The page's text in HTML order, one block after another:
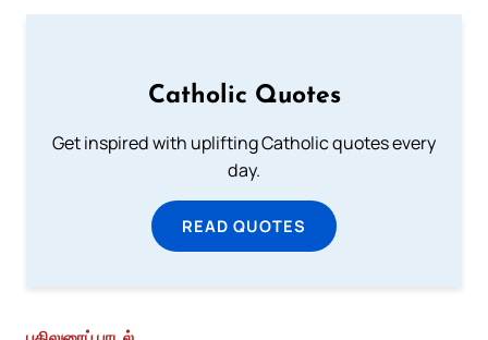
Catholic Quotes
Get inspired with uplifting Catholic quotes every
day.
READ QUOTES